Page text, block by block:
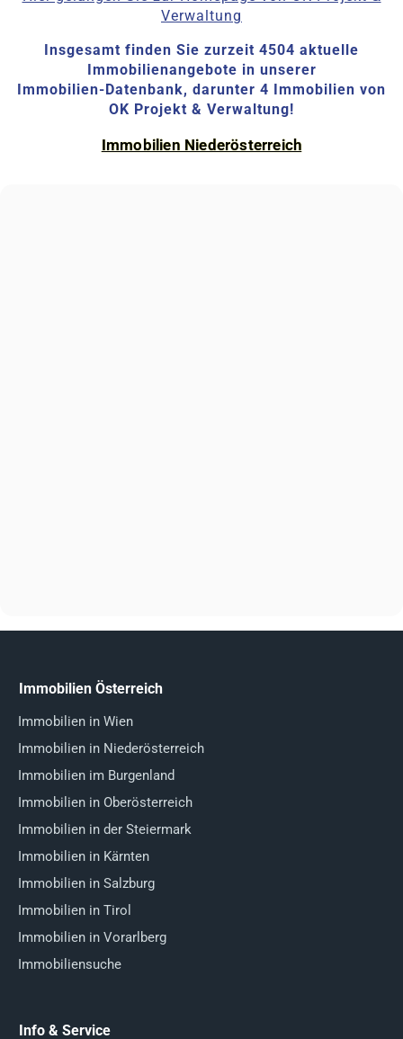
Verwaltung
Insgesamt finden Sie zurzeit 4504 aktuelle
Immobilienangebote in unserer
Immobilien-Datenbank, darunter 4 Immobilien von
OK Projekt & Verwaltung!
Immobilien Niederösterreich
Immobilien Österreich
Immobilien in Wien
Immobilien in Niederösterreich
Immobilien im Burgenland
Immobilien in Oberösterreich
Immobilien in der Steiermark
Immobilien in Kärnten
Immobilien in Salzburg
Immobilien in Tirol
Immobilien in Vorarlberg
Immobiliensuche
Info & Service